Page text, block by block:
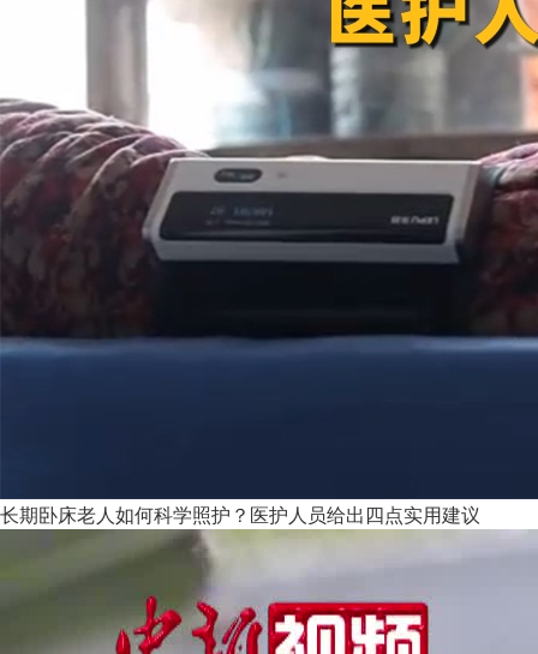
长期卧床老人如何科学照护？医护人员给出四点实用建议